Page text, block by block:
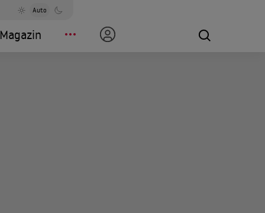
Auto
Magazin